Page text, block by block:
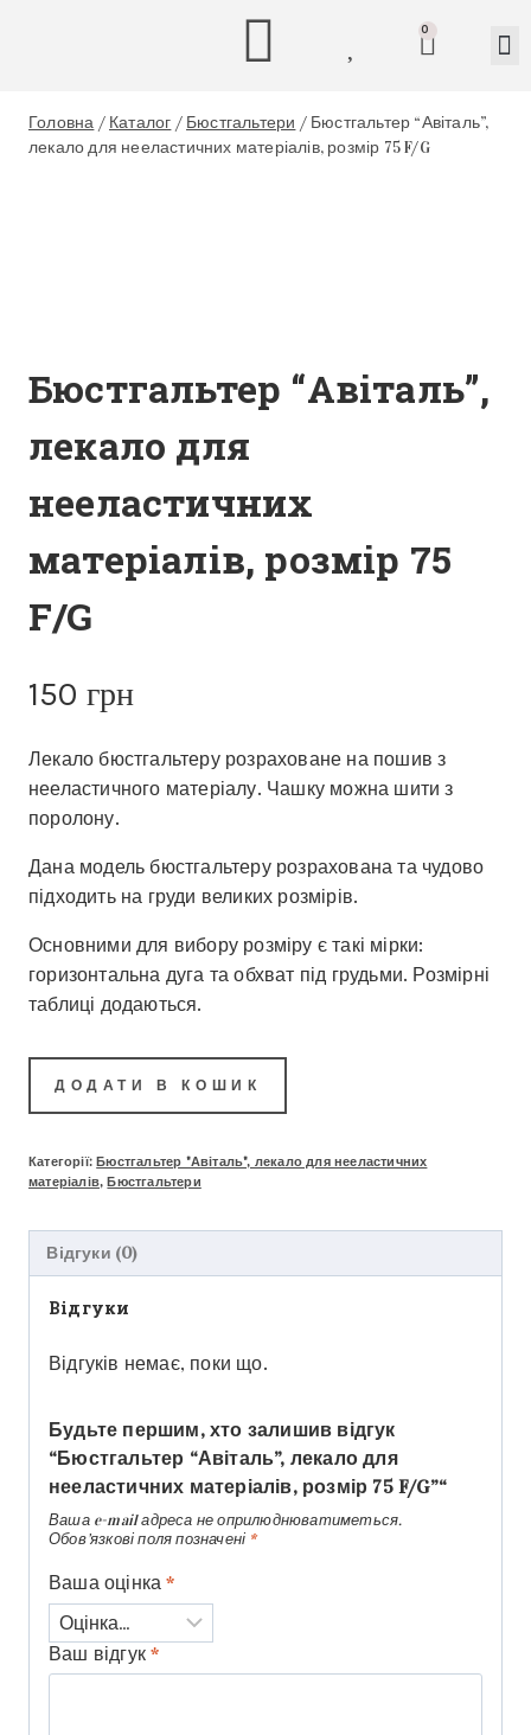
0
Головна / Каталог / Бюстгальтери / Бюстгальтер “Авіталь”,
лекало для нееластичних матеріалів, розмір 75 F/G
Бюстгальтер “Авіталь”,
лекало для
нееластичних
матеріалів, розмір 75
F/G
150 грн
Лекало бюстгальтеру розраховане на пошив з
нееластичного матеріалу. Чашку можна шити з
поролону.
Дана модель бюстгальтеру розрахована та чудово
підходить на груди великих розмірів.
Основними для вибору розміру є такі мірки:
горизонтальна дуга та обхват під грудьми. Розмірні
таблиці додаються.
ДОДАТИ В КОШИК
Категорії:Бюстгальтер "Авіталь", лекало для нееластичних
матеріалів,Бюстгальтери
Відгуки (0)
Відгуки
Відгуків немає, поки що.
Будьте першим, хто залишив відгук
“Бюстгальтер “Авіталь”, лекало для
нееластичних матеріалів, розмір 75 F/G”“
Ваша e-mail адреса не оприлюднюватиметься.
Обов’язкові поля позначені *
Ваша оцінка*
Ваш відгук*